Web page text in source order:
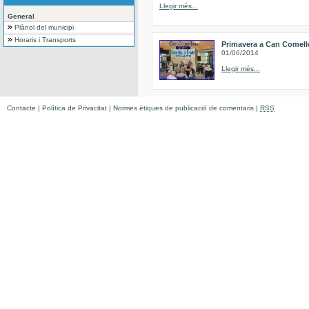
General
Plànol del municipi
Horaris i Transports
Llegir més...
Primavera a Can
01/06/2014
Llegir més...
Contacte | Política de Privacitat | Normes ètiques de publicació de comentaris | RSS